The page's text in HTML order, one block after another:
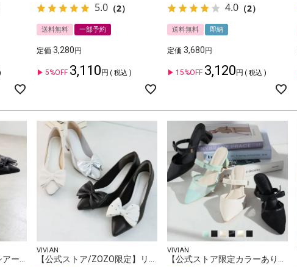
5.0 （2）
送料無料 一部予約
定価 3,280
5%OFF 3,110 税込
4.0 （2）
送料無料 即納
定価 3,680
15%OFF 3,120 税込
VIVIAN VIVIAN